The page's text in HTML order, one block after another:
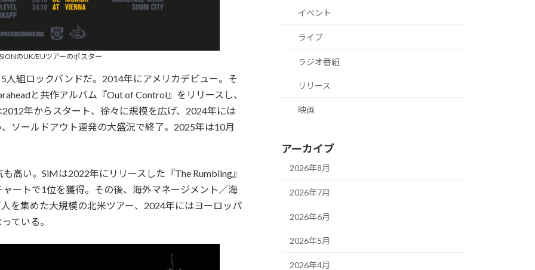
のUK/EUツアーのポスター
組ロックバンドだ。2014年にアメリカデビュー。そ
と共作アルバム『Out of Control』をリリースし、
年からスタート、徐々に規模を広げ、2024年には
ソールドアウト連発の大盛況で終了。2025年は10月
い。SiMは2022年にリリースした『The Rumbling』
ートで1位を獲得。その後、海外マネージメント／海
を集めた大規模の北米ツアー、2024年にはヨーロッパ
ている。
イベント
ライブ
ラジオ番組
リリース
映画
アーカイブ
2026年8月
2026年7月
2026年6月
2026年5月
2026年4月